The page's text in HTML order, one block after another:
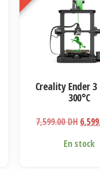
Creality Ender 3
300°C
7,599.00DHLe
En stock